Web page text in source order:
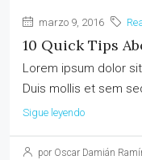
marzo 9, 2016
10 Quick Tips
Lorem ipsum dolor
Duis mollis et sem
Sigue leyendo
por Oscar Damián